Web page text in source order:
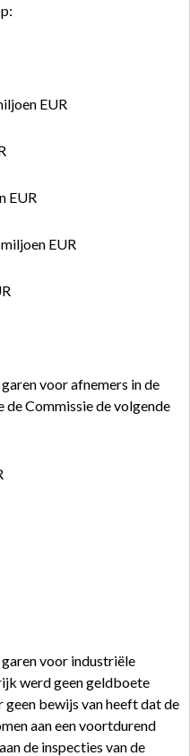
EUR
EUR
EUR
voor afnemers in de
de Commissie de volgende
voor industriële
werd geen geldboete
bewijs van heeft dat de
aan een voortdurend
de inspecties van de